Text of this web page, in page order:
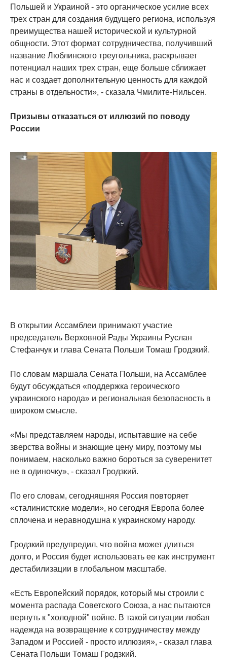
Польшей и Украиной - это органическое усилие всех
трех стран для создания будущего региона, используя
преимущества нашей исторической и культурной
общности. Этот формат сотрудничества, получивший
название Люблинского треугольника, раскрывает
потенциал наших трех стран, еще больше сближает
нас и создает дополнительную ценность для каждой
страны в отдельности», - сказала Чмилите-Нильсен.
Призывы отказаться от иллюзий по поводу
России
В открытии Ассамблеи принимают участие
председатель Верховной Рады Украины Руслан
Стефанчук и глава Сената Польши Томаш Гродзкий.
По словам маршала Сената Польши, на Ассамблее
будут обсуждаться «поддержка героического
украинского народа» и региональная безопасность в
широком смысле.
«Мы представляем народы, испытавшие на себе
зверства войны и знающие цену миру, поэтому мы
понимаем, насколько важно бороться за суверенитет
не в одиночку», - сказал Гродзкий.
По его словам, сегодняшняя Россия повторяет
«сталинистские модели», но сегодня Европа более
сплочена и неравнодушна к украинскому народу.
Гродзкий предупредил, что война может длиться
долго, и Россия будет использовать ее как инструмент
дестабилизации в глобальном масштабе.
«Есть Европейский порядок, который мы строили с
момента распада Советского Союза, а нас пытаются
вернуть к "холодной" войне. В такой ситуации любая
надежда на возвращение к сотрудничеству между
Западом и Россией - просто иллюзия», - сказал глава
Сената Польши Томаш Гродзкий.